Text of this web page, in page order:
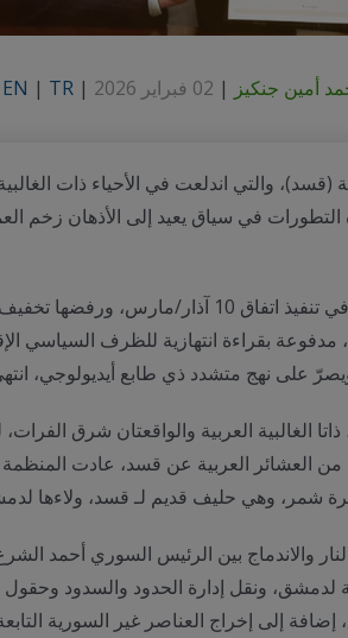
أمين جنكيز | 02 فبراير 2026 |
EN | TR
أسهمت المقاربة القصوى التي اعتمدتها قوات سوريا
بقراءة انتهازية للظرف السياسي
على نهج متشدد ذي طابع أيديولوجي،
ذاتا الغالبية العربية والواقعتان شرق
تم التوصل إلى اتفاق من 14 بندًا لوقف إطلاق النار
لدمشق، ونقل إدارة الحدود والسدود